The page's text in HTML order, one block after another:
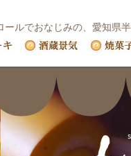
ールでおなじみの、愛知県